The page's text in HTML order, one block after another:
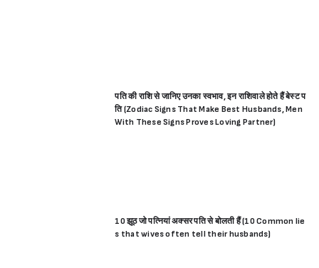
पति की राशि से जानिए उनका स्वभाव, इन राशिवाले होते हैं बेस्ट प
ति (Zodiac Signs That Make Best Husbands, Men
With These Signs Proves Loving Partner)
10 झूठ जो पत्नियां अक्सर पति से बोलती हैं (10 Common lie
s that wives often tell their husbands)